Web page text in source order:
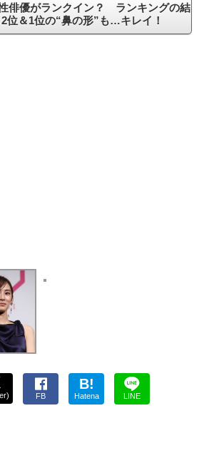
俳優がランクイン？ ランキングの結
＆1位の“鼻の形”も…キレイ！
FB
B!
Hatena LINE